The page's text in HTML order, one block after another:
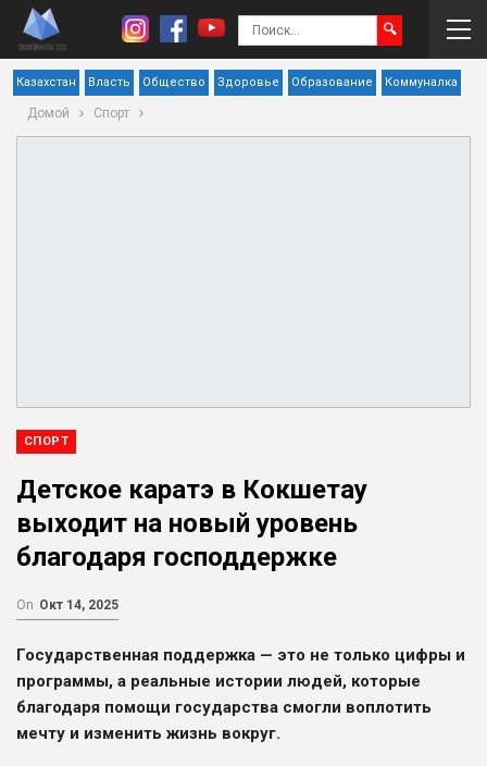
Казахстан Власть Общество Здоровье Образование Коммуналка
Домой Спорт
СПОРТ
Детское каратэ в Кокшетау
выходит на новый уровень
благодаря господдержке
On Окт 14, 2025
Государственная поддержка — это не только цифры и
программы, а реальные истории людей, которые
благодаря помощи государства смогли воплотить
мечту и изменить жизнь вокруг.